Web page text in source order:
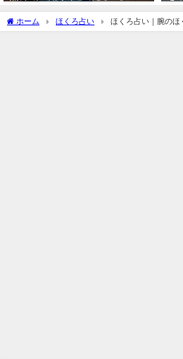
ホーム ほくろ占い
ほくろ占い｜腕のほ
左右の腕などにあるほくろの意味って？腕にほく